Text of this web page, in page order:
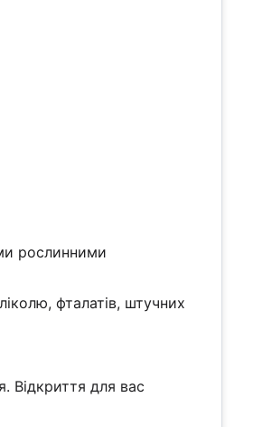
рослинними
фталатів, штучних
Відкриття для вас